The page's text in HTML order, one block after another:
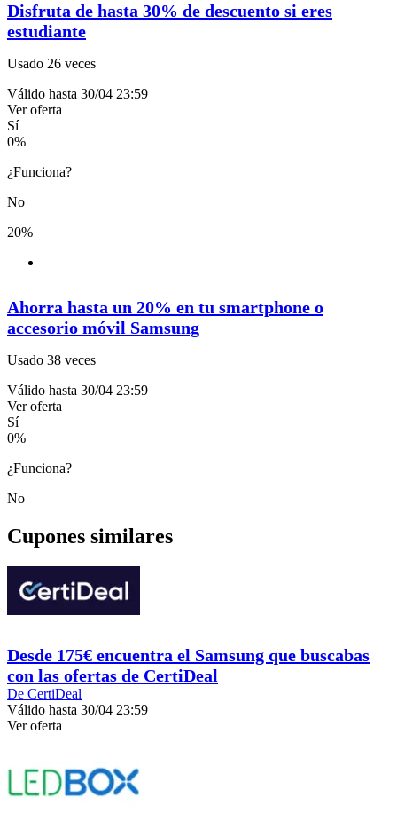
Disfruta de hasta 30% de descuento si eres
estudiante
Usado 26 veces
Válido hasta 30/04 23:59
Ver oferta
Sí
0%
¿Funciona?
No
20%
Ahorra hasta un 20% en tu smartphone o
accesorio móvil Samsung
Usado 38 veces
Válido hasta 30/04 23:59
Ver oferta
Sí
0%
¿Funciona?
No
Cupones similares
Desde 175€ encuentra el Samsung que buscabas
con las ofertas de CertiDeal
De CertiDeal
Válido hasta 30/04 23:59
Ver oferta